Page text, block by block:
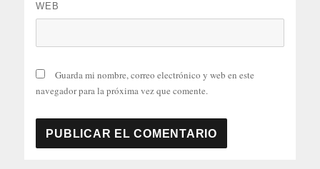
WEB
Guarda mi nombre, correo electrónico y web en este
navegador para la próxima vez que comente.